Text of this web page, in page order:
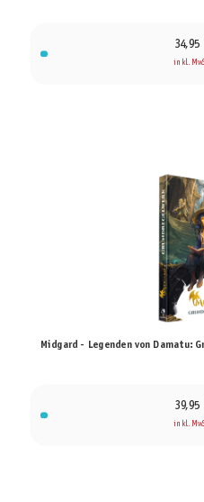
34,95
inkl.
Midgard - Legenden von Damatu:
39,95
inkl.